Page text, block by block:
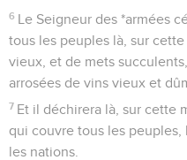
6 Le Seigneur des *armées
tous les peuples là, sur
vieux, et de mets
arrosées de vins vieux et
7 Et il déchirera là, sur cette
qui couvre tous les
les nations.